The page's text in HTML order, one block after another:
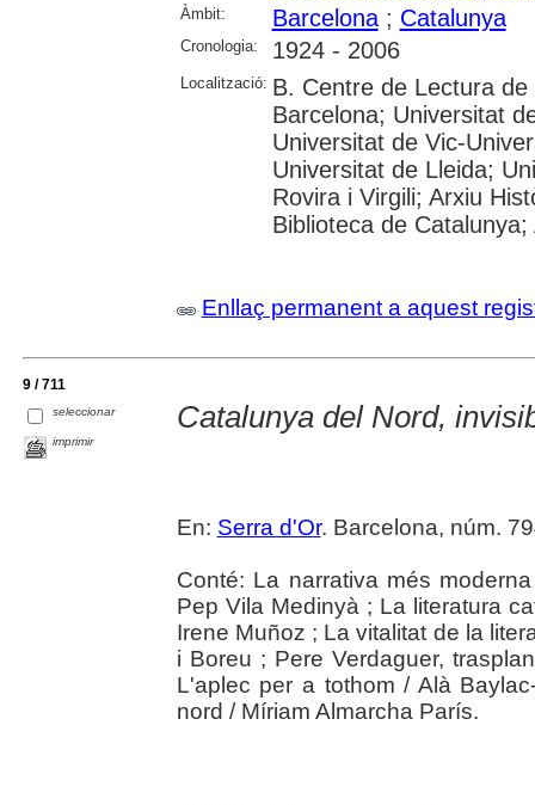
Àmbit: Barcelona; Catalunya
Cronologia: 1924 - 2006
Localització: B. Centre de Lectura
Barcelona; Universitat
Universitat de Vic-
Universitat de Lleida;
Rovira i Virgili; Arxiu
Biblioteca de
Enllaç permanent a aquest
9 / 711
seleccionar
imprimir
Catalunya del Nord,
En: Serra d'Or. Barcelona, núm.
Conté: La narrativa més
Pep Vila Medinyà ; La literatura
Irene Muñoz ; La vitalitat de la
i Boreu ; Pere Verdaguer,
L'aplec per a tothom / Alà
nord / Míriam Almarcha París.